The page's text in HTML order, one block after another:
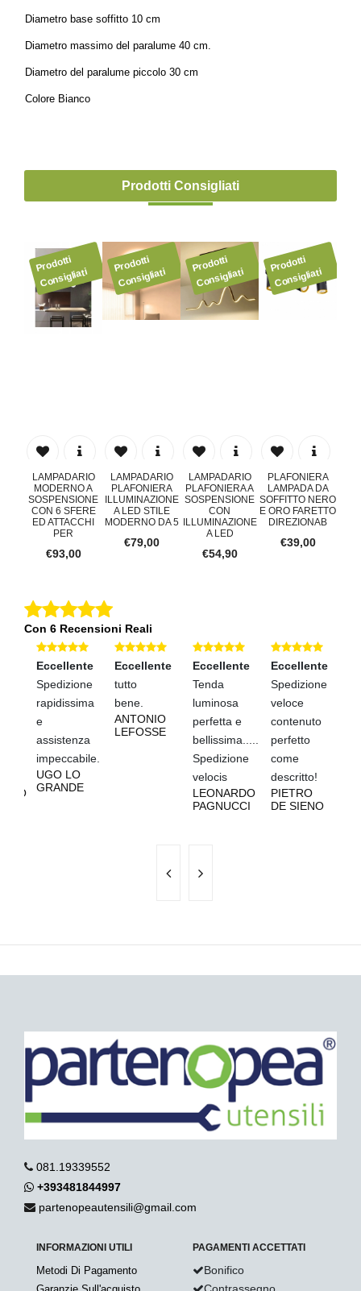
Diametro base soffitto 10 cm
Diametro massimo del paralume 40 cm.
Diametro del paralume piccolo 30 cm
Colore Bianco
Prodotti Consigliati
LAMPADARIO
MODERNO A
SOSPENSIONE
CON 6 SFERE
ED ATTACCHI
PER
€93,00
LAMPADARIO
PLAFONIERA
ILLUMINAZIONE
A LED STILE
MODERNO DA 5
€79,00
LAMPADARIO
PLAFONIERA A
SOSPENSIONE
CON
ILLUMINAZIONE
A LED
€54,90
PLAFONIERA
LAMPADA DA
SOFFITTO NERO
E ORO FARETTO
DIREZIONAB
€39,00
Con 6 Recensioni Reali
Eccellente
Spedizione
rapidissima
e
assistenza
impeccabile.
UGO LO
GRANDE
Eccellente
tutto
bene.
ANTONIO
LEFOSSE
Eccellente
Tenda
luminosa
perfetta e
bellissima.....
Spedizione
velocis
LEONARDO
PAGNUCCI
Eccellente
Spedizione
veloce
contenuto
perfetto
come
descritto!
PIETRO
DE SIENO
081.19339552
+393481844997
partenopeautensili@gmail.com
INFORMAZIONI UTILI
Metodi Di Pagamento
PAGAMENTI ACCETTATI
Bonifico